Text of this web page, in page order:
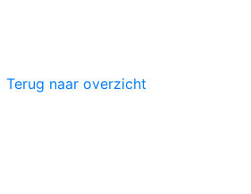
Terug naar overzicht